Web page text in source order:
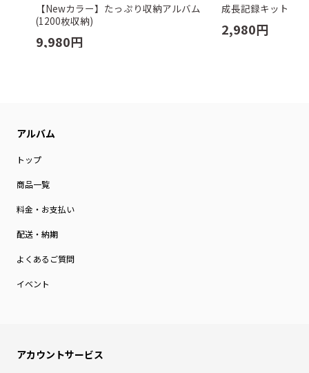
【Newカラー】たっぷり収納アルバム
(1200枚収納)
9,980円
成長記録キット わ
2,980円
トップ
商品一覧
料金・お支払い
配送・納期
よくあるご質問
イベント